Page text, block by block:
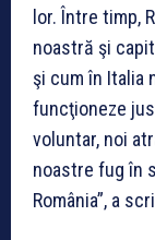
lor. Între timp,
noastră şi
şi cum în Italia
funcţioneze
voluntar, noi
noastre fug în
România”, a